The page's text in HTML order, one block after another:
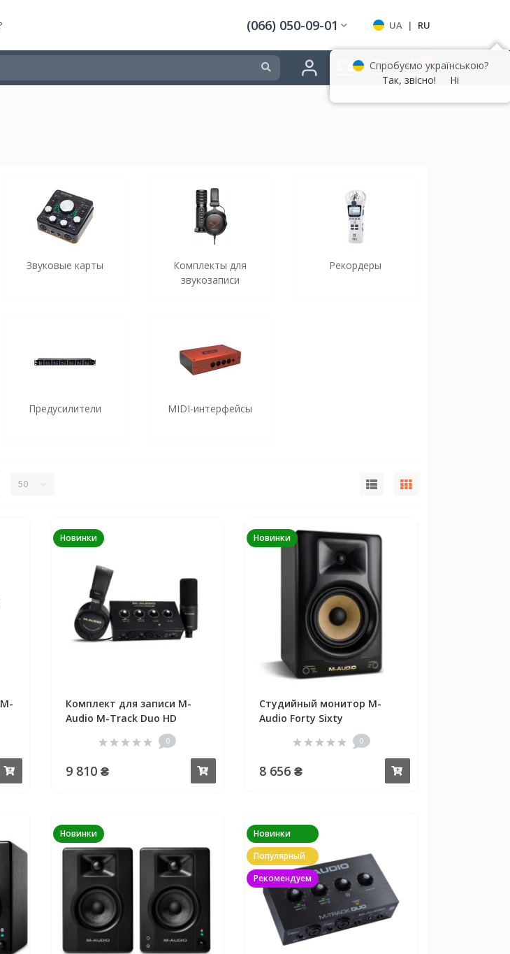
(066) 050-09-01 UA | RU
Звуковые карты
Комплекты для
звукозаписи
Рекордеры
Предусилители MIDI-интерфейсы
Новинки
Комплект для записи M-
Audio M-Track Duo HD
0
9 810 ₴
Новинки
Студийный монитор M-
Audio Forty Sixty
0
8 656 ₴
Новинки
Новинки
Популярный
Рекомендуем
Спробуємо українською?
Так, звісно!
Ні